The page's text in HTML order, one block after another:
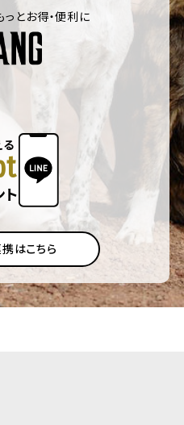
とお得・便利に
る
はこちら